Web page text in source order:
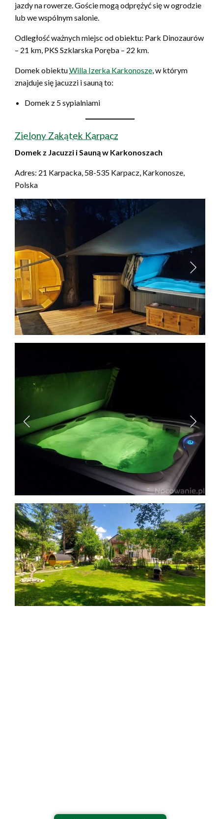
jazdy na rowerze. Goście mogą odprężyć się w ogrodzie
lub we wspólnym salonie.
Odległość ważnych miejsc od obiektu: Park Dinozaurów
– 21 km, PKS Szklarska Poręba – 22 km.
Domek obiektuWilla Izerka Karkonosze , w którym
znajduje się jacuzzi i sauną to:
Domek z 5 sypialniami
Zielony Zakątek Karpacz
Domek z Jacuzzi i Sauną w Karkonoszach
Adres: 21 Karpacka, 58-535 Karpacz, Karkonosze,
Polska